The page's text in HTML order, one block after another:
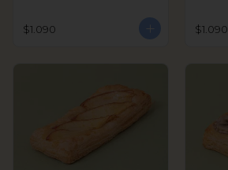
$1.090 $1.090